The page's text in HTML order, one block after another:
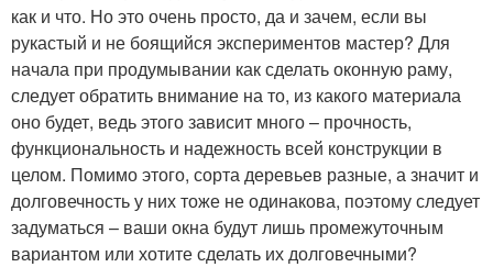
Окна с форточкой
как и что. Но это очень просто, да и зачем, если вы
рукастый и не боящийся экспериментов мастер? Для
начала при продумывании как сделать оконную раму,
следует обратить внимание на то, из какого материала
оно будет, ведь этого зависит много – прочность,
функциональность и надежность всей конструкции в
целом. Помимо этого, сорта деревьев разные, а значит и
долговечность у них тоже не одинакова, поэтому следует
задуматься – ваши окна будут лишь промежуточным
вариантом или хотите сделать их долговечными?